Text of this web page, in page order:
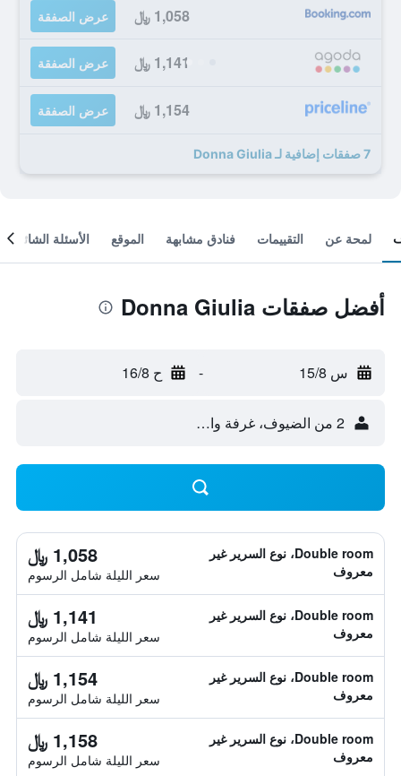
1,058 ﷼ عرض الصفقة
1,141 ﷼ عرض الصفقة
1,154 ﷼ عرض الصفقة
7 صفقات إضافية لـ Donna Giulia
لمحة عن التقييمات فنادق مشابهة الموقع الأسئلة الشائعة
أفضل صفقات Donna Giulia
س 15/8 - ح 16/8
2 من الضيوف، غرفة واحدة
Double room، نوع السرير غير
معروف
1,058 ﷼
سعر الليلة شامل الرسوم
Double room، نوع السرير غير
معروف
1,141 ﷼
سعر الليلة شامل الرسوم
Double room، نوع السرير غير
معروف
1,154 ﷼
سعر الليلة شامل الرسوم
Double room، نوع السرير غير
معروف
1,158 ﷼
سعر الليلة شامل الرسوم